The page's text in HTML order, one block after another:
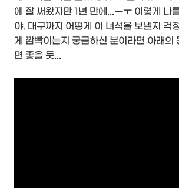
에 잘 써왔지만 1년 만에...ㅡㅜ 이렇게 나
야. 대구까지 어떻게 이 녀석을 보낼지 걱
게 깜빡이는지 궁금하신 분이라면 아래의
면 좋을 듯...